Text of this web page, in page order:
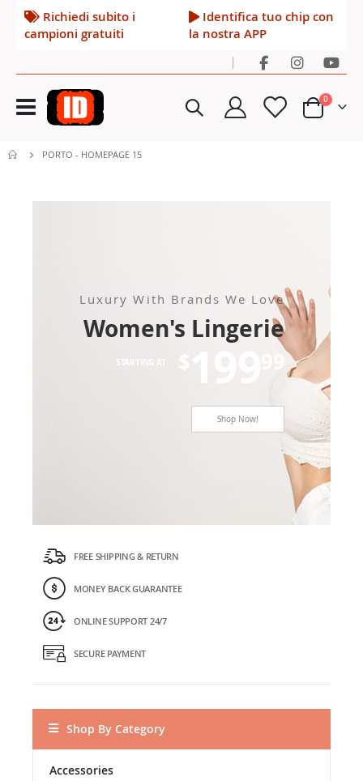
Richiedi subito i
campioni gratuiti
Identifica tuo chip con
la nostra APP
|
Toggle
Nav Cart
0elementi
PORTO - HOMEPAGE 15
Luxury With Brands We Love
Women's Lingerie
STARTING AT 199 99
Shop Now!
FREE SHIPPING & RETURN
MONEY BACK GUARANTEE
ONLINE SUPPORT 24/7
SECURE PAYMENT
Shop By Category
Accessories